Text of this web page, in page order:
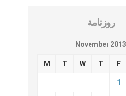
روزنامة
November 2013
M T W T F
1